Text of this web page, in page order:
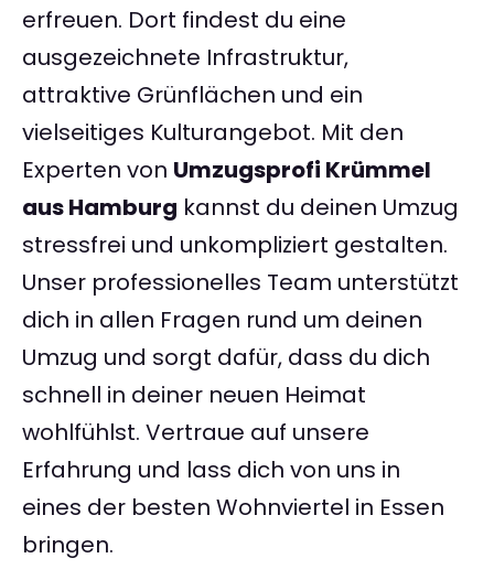
erfreuen. Dort findest du eine
ausgezeichnete Infrastruktur,
attraktive Grünflächen und ein
vielseitiges Kulturangebot. Mit den
Experten von Umzugsprofi Krümmel
aus Hamburg kannst du deinen Umzug
stressfrei und unkompliziert gestalten.
Unser professionelles Team unterstützt
dich in allen Fragen rund um deinen
Umzug und sorgt dafür, dass du dich
schnell in deiner neuen Heimat
wohlfühlst. Vertraue auf unsere
Erfahrung und lass dich von uns in
eines der besten Wohnviertel in Essen
bringen.